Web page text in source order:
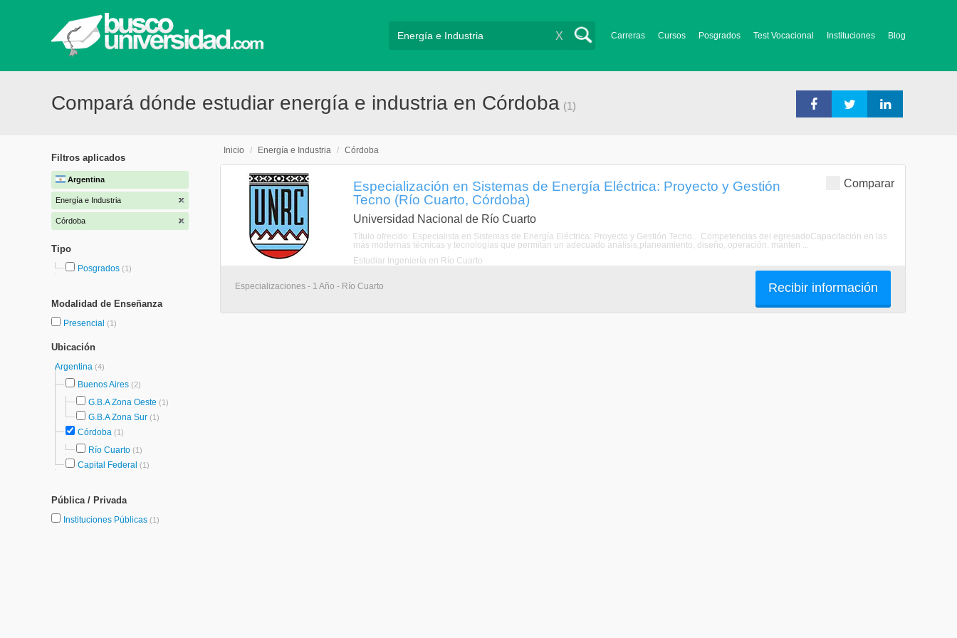
Carreras Cursos Posgrados Test Vocacional Instituciones Blog
X
Compará dónde estudiar energía e industria en Córdoba (1)
Filtros aplicados
Argentina
Energía e Industria
Córdoba
Tipo
Posgrados (1)
Modalidad de Enseñanza
Presencial (1)
Ubicación
Argentina (4)
Buenos Aires (2)
G.B.A Zona Oeste (1)
G.B.A Zona Sur (1)
Córdoba (1)
Río Cuarto (1)
Capital Federal (1)
Pública / Privada
Instituciones Públicas (1)
Inicio / Energía e Industria / Córdoba
Comparar
Especialización en Sistemas de Energía Eléctrica: Proyecto y Gestión
Tecno (Río Cuarto, Córdoba)
Universidad Nacional de Río Cuarto
Título ofrecido: Especialista en Sistemas de Energía Eléctrica: Proyecto y Gestión Tecno.. Competencias del egresadoCapacitación en las
más modernas técnicas y tecnologías que permitan un adecuado análisis,planeamiento, diseño, operación, manten ...
Estudiar Ingeniería en Río Cuarto
Especializaciones - 1 Año - Río Cuarto Recibir información